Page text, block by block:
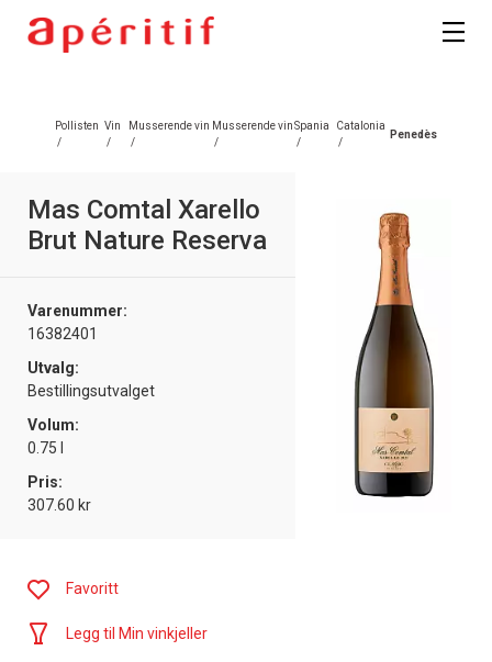
Pollisten
/
Vin
/
Musserende vin
/
Musserende vin
/
Spania
/
Catalonia
/
Penedès
Mas Comtal Xarello
Brut Nature Reserva
Varenummer:
16382401
Utvalg:
Bestillingsutvalget
Volum:
0.75 l
Pris:
307.60 kr
Favoritt
Legg til Min vinkjeller